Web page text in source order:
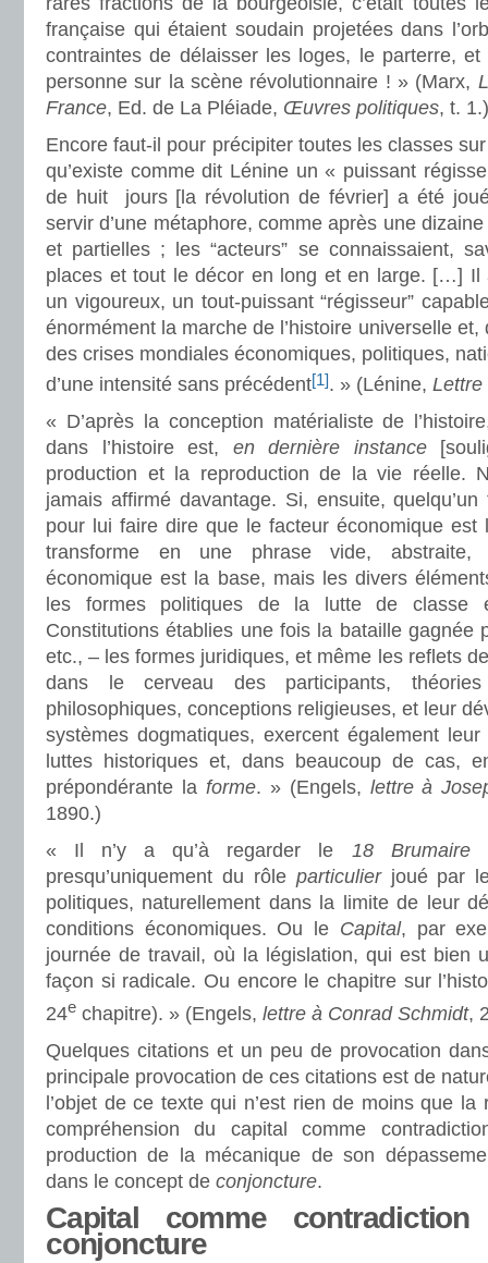
française qui étaient soudain projetées dans
contraintes de délaisser les loges, le parterre,
personne sur la scène révolutionnaire ! » (Marx,
France, Ed. de La Pléiade, Œuvres politiques, t. 1.)
Encore faut-il pour précipiter toutes les classes
qu’existe comme dit Lénine un « puissant
de huit jours [la révolution de février] a été
servir d’une métaphore, comme après une
et partielles ; les “acteurs” se connaissaient,
places et tout le décor en long et en large. […] Il
un vigoureux, un tout-puissant “régisseur”
énormément la marche de l’histoire universelle et,
des crises mondiales économiques, politiques,
d’une intensité sans précédent[1]. » (Lénine, Lettre
« D’après la conception matérialiste de
dans l’histoire est, en dernière instance
production et la reproduction de la vie réelle.
jamais affirmé davantage. Si, ensuite,
pour lui faire dire que le facteur économique
transforme en une phrase vide, abstraite,
économique est la base, mais les divers
les formes politiques de la lutte de classe
Constitutions établies une fois la bataille gagnée
etc., – les formes juridiques, et même les reflets
dans le cerveau des participants, théories
philosophiques, conceptions religieuses, et leur
systèmes dogmatiques, exercent également
luttes historiques et, dans beaucoup de cas,
prépondérante la forme. » (Engels, lettre à
1890.)
« Il n’y a qu’à regarder le 18 Brumaire
presqu’uniquement du rôle particulierjoué par
politiques, naturellement dans la limite de leur
conditions économiques. Ou le Capital, par
journée de travail, où la législation, qui est bien
façon si radicale. Ou encore le chapitre sur
24e chapitre). » (Engels, lettre à Conrad Schmidt,
Quelques citations et un peu de provocation
principale provocation de ces citations est de
l’objet de ce texte qui n’est rien de moins que
compréhension du capital comme
production de la mécanique de son
dans le concept de conjoncture.
Capital comme
conjoncture